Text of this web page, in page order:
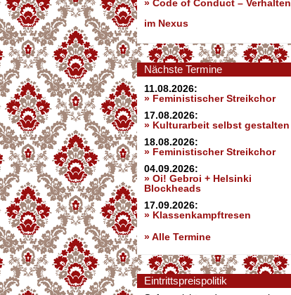
» Code of Conduct – Verhalten
im Nexus
Nächste Termine
11.08.2026:
» Feministischer Streikchor
17.08.2026:
» Kulturarbeit selbst gestalten
18.08.2026:
» Feministischer Streikchor
04.09.2026:
» Oi! Gebroi + Helsinki
Blockheads
17.09.2026:
» Klassenkampftresen
» Alle Termine
Eintrittspreispolitik